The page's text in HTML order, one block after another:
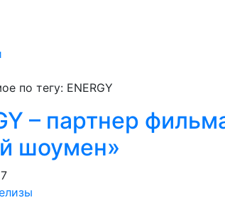
по тегу: ENERGY
– партнер
шоумен»